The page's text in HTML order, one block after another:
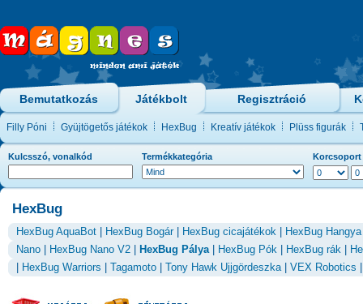
Bemutatkozás Játékbolt Regisztráció
Filly Póni Gyüjtögetős játékok HexBug Kreatív játékok Plüss figurák
Kulcsszó, vonalkód Termékkategória Korcsoport
HexBug
HexBug AquaBot HexBug Bogár| HexBug cicajátékok HexBug Hangya
Nano
HexBug Nano V2 HexBug Pálya| HexBug Pók HexBug rák
HexBug Warriors Tagamoto Tony Hawk Ujjgördeszka| VEX Robotics